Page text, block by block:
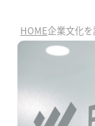
HOME企業文化